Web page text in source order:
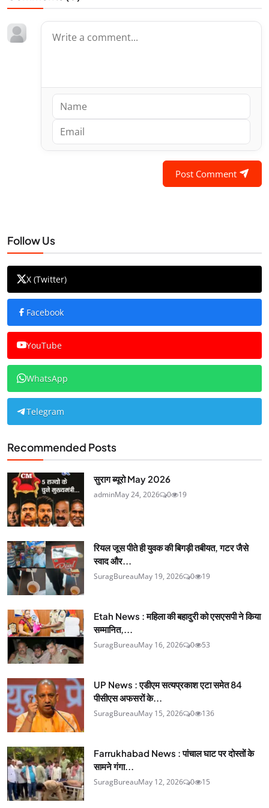
Post Comment
Follow Us
X (Twitter)
Facebook
YouTube
WhatsApp
Telegram
Recommended Posts
सुराग ब्यूरो May 2026
adminMay 24, 2026 0 19
रियल जूस पीते ही युवक की बिगड़ी तबीयत, गटर जैसे
स्वाद और...
SuragBureauMay 19, 2026 0 19
Etah News : महिला की बहादुरी को एसएसपी ने किया
सम्मानित,...
SuragBureauMay 16, 2026 0 53
UP News : एडीएम सत्यप्रकाश एटा समेत 84
पीसीएस अफसरों के...
SuragBureauMay 15, 2026 0 136
Farrukhabad News : पांचाल घाट पर दोस्तों के
सामने गंगा...
SuragBureauMay 12, 2026 0 15